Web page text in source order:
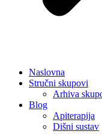
Naslovna
Stručni skupovi
Arhiva
Blog
Apiterapija
Dišni sustav